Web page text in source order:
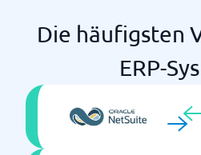
Lieferung
Rechnung
Ressourcenmanagement
Zeitplanung
Die häufigsten
ERP-